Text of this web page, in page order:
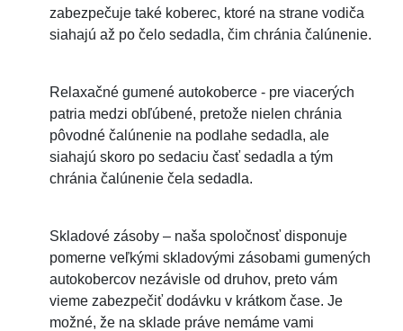
zabezpečuje také koberec, ktoré na strane vodiča
siahajú až po čelo sedadla, čim chránia čalúnenie.
Relaxačné gumené autokoberce - pre viacerých
patria medzi obľúbené, pretože nielen chránia
pôvodné čalúnenie na podlahe sedadla, ale
siahajú skoro po sedaciu časť sedadla a tým
chránia čalúnenie čela sedadla.
Skladové zásoby – naša spoločnosť disponuje
pomerne veľkými skladovými zásobami gumených
autokobercov nezávisle od druhov, preto vám
vieme zabezpečiť dodávku v krátkom čase. Je
možné, že na sklade práve nemáme vami